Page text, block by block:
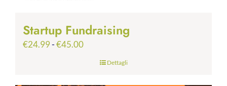
Startup Fundraising
€24.99-€45.00Fascia
Dettagli